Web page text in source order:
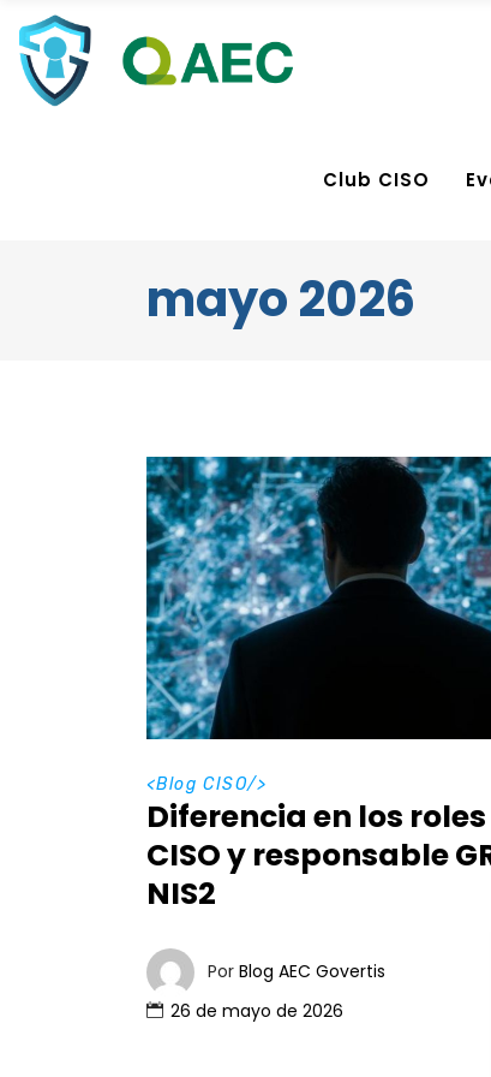
Club CISO
mayo 2026
<Blog CISO/>
Diferencia en los
CISO y responsable
NIS2
Por Blog AEC Govertis
26 de mayo de 2026